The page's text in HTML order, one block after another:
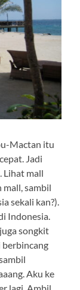
Mactan itu
Jadi
Lihat mall
mall, sambil
sekali kan?).
Indonesia.
songkit
berbincang
Aku ke